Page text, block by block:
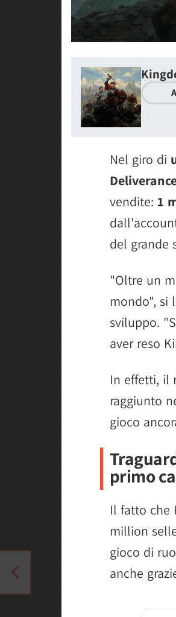
Nel giro di
vendite: 1
del grande
"Oltre un
mondo", si
sviluppo.
aver reso
In effetti, il
raggiunto
gioco
primo
Il fatto che
million
gioco di
anche